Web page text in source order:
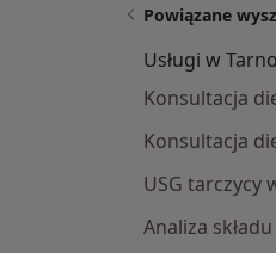
Powiązane
Usługi w
Konsultacja
Konsultacja
USG tarczycy
Analiza